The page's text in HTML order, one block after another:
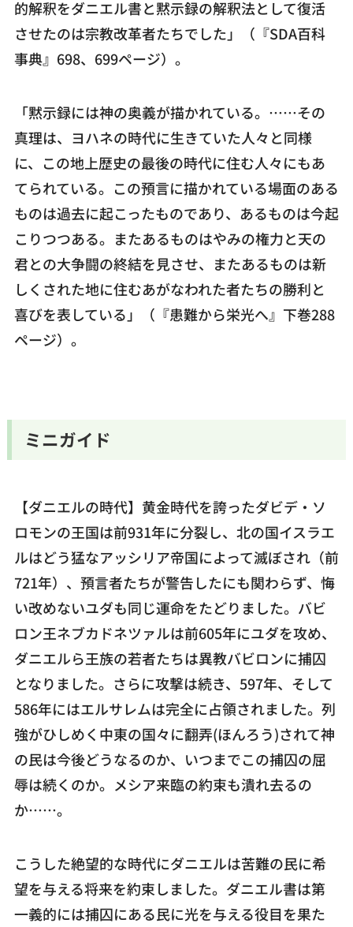
的解釈をダニエル書と黙示録の解釈法として復活
させたのは宗教改革者たちでした」（『SDA百科
事典』698、699ページ）。
「黙示録には神の奥義が描かれている。……その
真理は、ヨハネの時代に生きていた人々と同様
に、この地上歴史の最後の時代に住む人々にもあ
てられている。この預言に描かれている場面のある
ものは過去に起こったものであり、あるものは今起
こりつつある。またあるものはやみの権力と天の
君との大争闘の終結を見させ、またあるものは新
しくされた地に住むあがなわれた者たちの勝利と
喜びを表している」（『患難から栄光へ』下巻288
ページ）。
ミニガイド
【ダニエルの時代】黄金時代を誇ったダビデ・ソ
ロモンの王国は前931年に分裂し、北の国イスラエ
ルはどう猛なアッシリア帝国によって滅ぼされ（前
721年）、預言者たちが警告したにも関わらず、悔
い改めないユダも同じ運命をたどりました。バビ
ロン王ネブカドネツァルは前605年にユダを攻め、
ダニエルら王族の若者たちは異教バビロンに捕囚
となりました。さらに攻撃は続き、597年、そして
586年にはエルサレムは完全に占領されました。列
強がひしめく中東の国々に翻弄(ほんろう)されて神
の民は今後どうなるのか、いつまでこの捕囚の屈
辱は続くのか。メシア来臨の約束も潰れ去るの
か……。
こうした絶望的な時代にダニエルは苦難の民に希
望を与える将来を約束しました。ダニエル書は第
一義的には捕囚にある民に光を与える役目を果た